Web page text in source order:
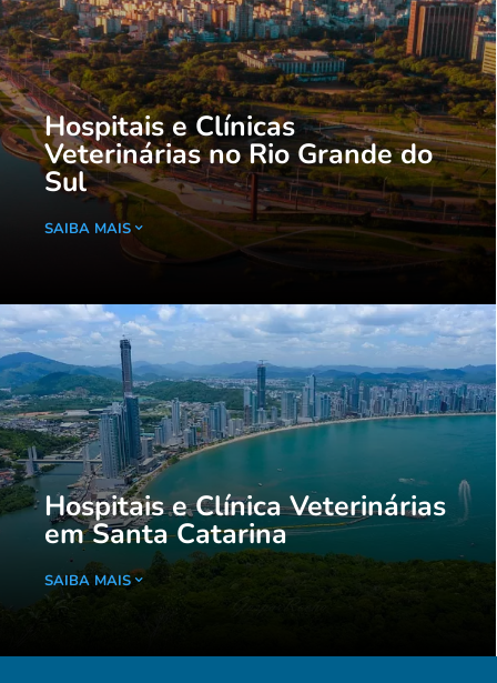
Hospitais e Clínicas
Veterinárias no Rio Grande do
Sul
SAIBA MAIS
Hospitais e Clínica Veterinárias
em Santa Catarina
SAIBA MAIS